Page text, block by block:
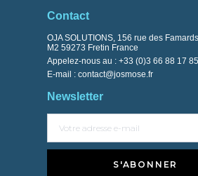
Contact
OJA SOLUTIONS, 156 rue des
M2 59273 Fretin France
Appelez-nous au : +33 (0)3 66 88 17 85
E-mail : contact@josmose.fr
Newsletter
S'ABONNER